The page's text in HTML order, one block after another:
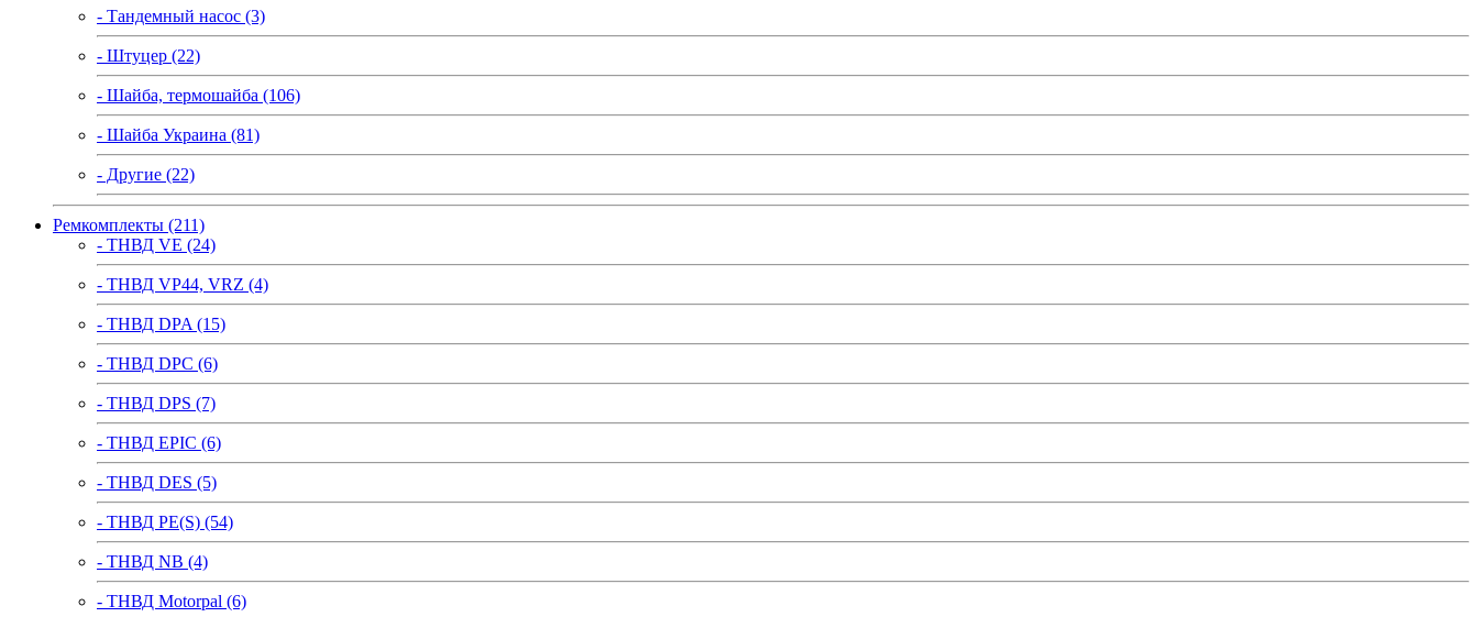
- Тандемный насос (3)
- Штуцер (22)
- Шайба, термошайба (106)
- Шайба Украина (81)
- Другие (22)
Ремкомплекты (211)
- ТНВД VE (24)
- ТНВД VP44, VRZ (4)
- ТНВД DPA (15)
- ТНВД DPC (6)
- ТНВД DPS (7)
- ТНВД EPIC (6)
- ТНВД DES (5)
- ТНВД PE(S) (54)
- ТНВД NB (4)
- ТНВД Motorpal (6)